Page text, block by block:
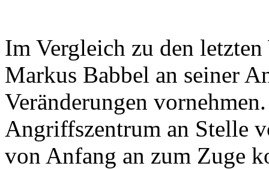
Im Vergleich zu den
Markus Babbel an seiner
Veränderungen
Angriffszentrum an Stelle
von Anfang an zum Zuge